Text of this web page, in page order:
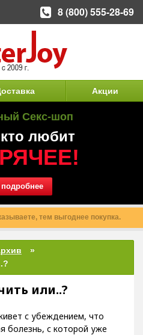
Акции
Секс-шоп
любит
подробнее
тем выгоднее покупка.
или..?
с убеждением, что
болезнь, с которой уже
8 (800) 555-28-69